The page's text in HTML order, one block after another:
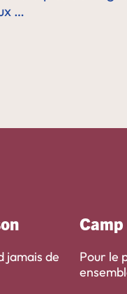
…
jamais de
Pour le